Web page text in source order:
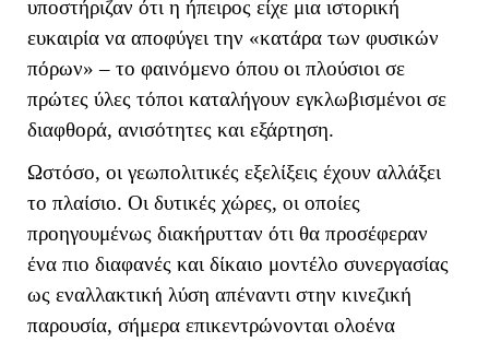
υποστήριζαν ότι η ήπειρος είχε μια ιστορική
ευκαιρία να αποφύγει την «κατάρα των φυσικών
πόρων» – το φαινόμενο όπου οι πλούσιοι σε
πρώτες ύλες τόποι καταλήγουν εγκλωβισμένοι σε
διαφθορά, ανισότητες και εξάρτηση.
Ωστόσο, οι γεωπολιτικές εξελίξεις έχουν αλλάξει
το πλαίσιο. Οι δυτικές χώρες, οι οποίες
προηγουμένως διακήρυτταν ότι θα προσέφεραν
ένα πιο διαφανές και δίκαιο μοντέλο συνεργασίας
ως εναλλακτική λύση απέναντι στην κινεζική
παρουσία, σήμερα επικεντρώνονται ολοένα